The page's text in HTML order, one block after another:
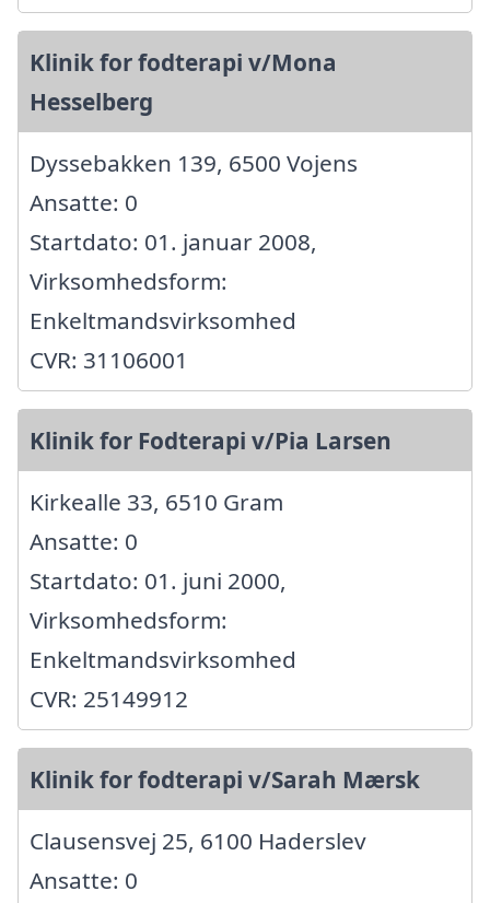
Klinik for fodterapi v/Mona
Hesselberg
Dyssebakken 139, 6500 Vojens
Ansatte: 0
Startdato: 01. januar 2008,
Virksomhedsform:
Enkeltmandsvirksomhed
CVR: 31106001
Klinik for Fodterapi v/Pia Larsen
Kirkealle 33, 6510 Gram
Ansatte: 0
Startdato: 01. juni 2000,
Virksomhedsform:
Enkeltmandsvirksomhed
CVR: 25149912
Klinik for fodterapi v/Sarah Mærsk
Clausensvej 25, 6100 Haderslev
Ansatte: 0